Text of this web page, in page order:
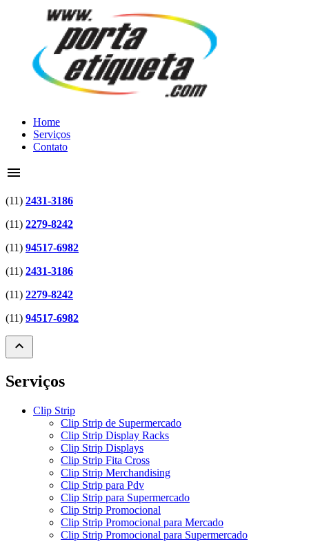
Home
Serviços
Contato
menu
(11) 2431-3186
(11) 2279-8242
(11) 94517-6982
(11) 2431-3186
(11) 2279-8242
(11) 94517-6982
expand_less
Serviços
Clip Strip
Clip Strip de Supermercado
Clip Strip Display Racks
Clip Strip Displays
Clip Strip Fita Cross
Clip Strip Merchandising
Clip Strip para Pdv
Clip Strip para Supermercado
Clip Strip Promocional
Clip Strip Promocional para Mercado
Clip Strip Promocional para Supermercado